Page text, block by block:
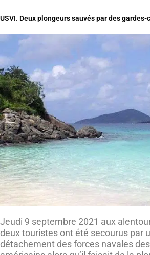
USVI. Deux plongeurs sauvés par des gardes-
Jeudi 9 septembre 2021 aux
deux touristes ont été secourus par
détachement des forces navales